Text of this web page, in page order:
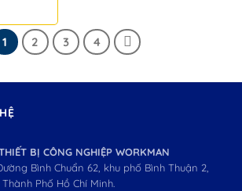
1 2 3 4
BỊ CÔNG NGHIỆP WORKMAN
Bình Chuẩn 62, khu phố Bình Thuận 2,
Phố Hồ Chí Minh.